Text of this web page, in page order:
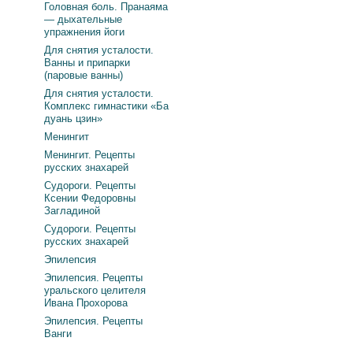
Головная боль. Пранаяма
— дыхательные
упражнения йоги
Для снятия усталости.
Ванны и припарки
(паровые ванны)
Для снятия усталости.
Комплекс гимнастики «Ба
дуань цзин»
Менингит
Менингит. Рецепты
русских знахарей
Судороги. Рецепты
Ксении Федоровны
Загладиной
Судороги. Рецепты
русских знахарей
Эпилепсия
Эпилепсия. Рецепты
уральского целителя
Ивана Прохорова
Эпилепсия. Рецепты
Ванги